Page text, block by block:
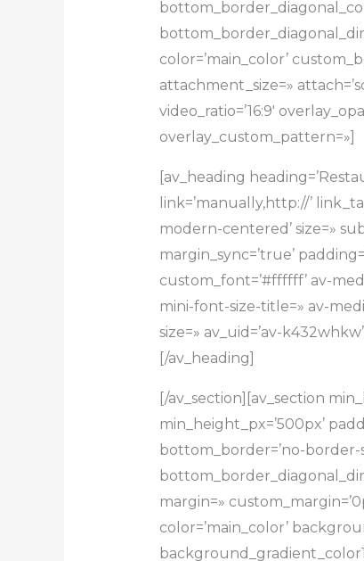
color=’main_color’
attachment_size=»
video_ratio=’16:9′
overlay_custom_pattern=»]
[av_heading
link=’manually,http://’
modern-centered’ size=»
margin_sync=’true’
custom_font=’#ffffff’ av-
mini-font-size-title=» av-
size=» av_uid=’av-
[/av_heading]
[/av_section][av_section
min_height_px=’500px’
bottom_border=’no-border-
margin=»
color=’main_color’